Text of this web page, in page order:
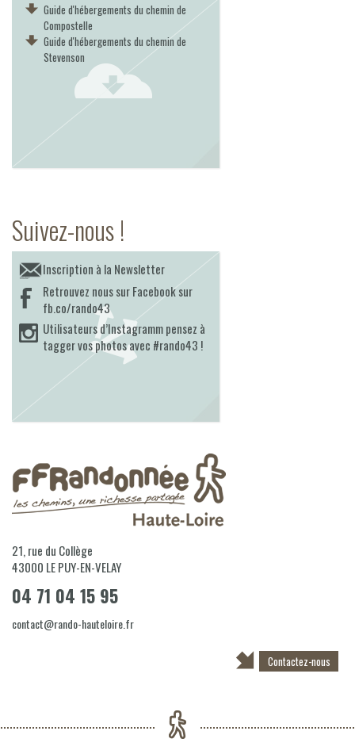
Guide d'hébergements du chemin de
Compostelle
Guide d'hébergements du chemin de
Stevenson
Suivez-nous !
Inscription à la Newsletter
Retrouvez nous sur Facebook sur
fb.co/rando43
Utilisateurs d’Instagramm pensez à
tagger vos photos avec #rando43 !
21, rue du Collège
43000 LE PUY-EN-VELAY
04 71 04 15 95
contact@rando-hauteloire.fr
Contactez-nous